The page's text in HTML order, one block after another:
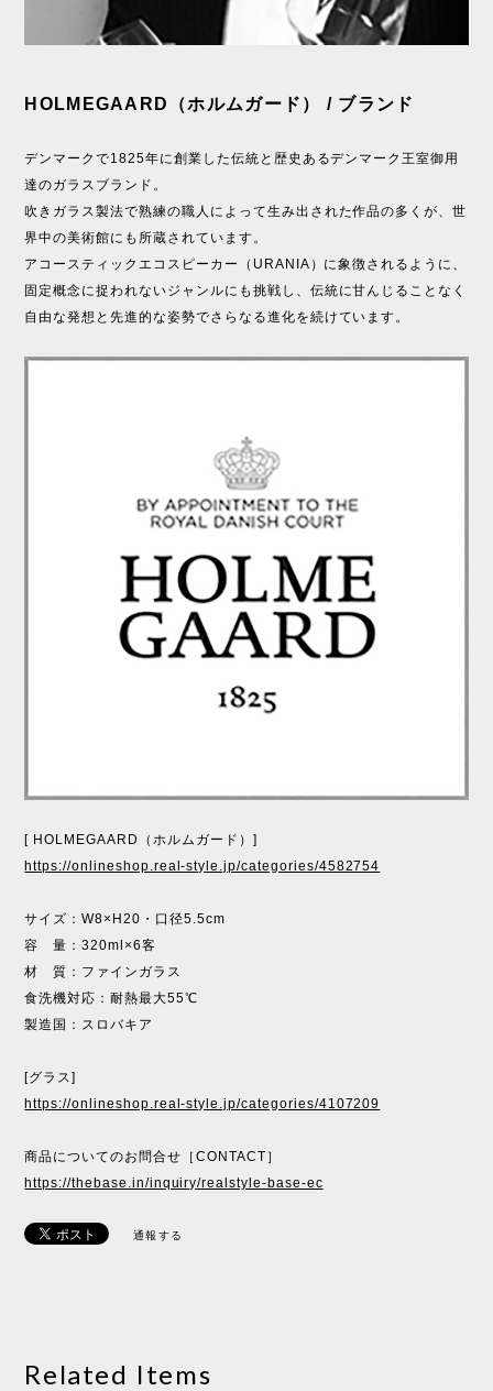
HOLMEGAARD（ホルムガード） / ブランド
デンマークで1825年に創業した伝統と歴史あるデンマーク王室御用
達のガラスブランド。
吹きガラス製法で熟練の職人によって生み出された作品の多くが、世
界中の美術館にも所蔵されています。
アコースティックエコスピーカー（URANIA）に象徴されるように、
固定概念に捉われないジャンルにも挑戦し、伝統に甘んじることなく
自由な発想と先進的な姿勢でさらなる進化を続けています。
[ HOLMEGAARD（ホルムガード）]
https://onlineshop.real-style.jp/categories/4582754
サイズ：W8×H20・口径5.5cm
容 量：320ml×6客
材 質：ファインガラス
食洗機対応：耐熱最大55℃
製造国：スロバキア
[グラス]
https://onlineshop.real-style.jp/categories/4107209
商品についてのお問合せ［CONTACT］
https://thebase.in/inquiry/realstyle-base-ec
通報する
Related Items